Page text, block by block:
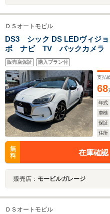
ＤＳオートモビル
DS3 シック DS LEDヴィジ
ボ ナビ TV バックカメラ
販売店保証 購入プラン付
支払
68
年式
車検
保証
住所
無
料
在庫確
販売店： モービルガレージ
ＤＳオートモビル